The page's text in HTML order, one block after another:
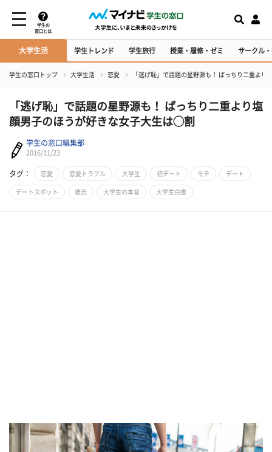
学生の
窓口とは
大学生活 学生トレンド 学生旅行 授業・履修・ゼミ サークル
学生の窓口トップ 大学生活 恋愛 「逃げ恥」で話題の星野源も！ ぱっちり二重よ
「逃げ恥」で話題の星野源も！ ぱっちり二重より塩
顔男子のほうが好きな女子大生は◯割
学生の窓口編集部
2016/11/23
タグ： 恋愛 恋愛トラブル 大学生 初デート モテ デート
デートスポット 彼氏 大学生の本音 大学生白書